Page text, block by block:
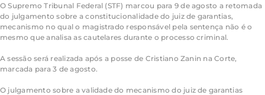
O Supremo Tribunal Federal (STF) marcou para 9 de agosto a retomada
do julgamento sobre a constitucionalidade do juiz de garantias,
mecanismo no qual o magistrado responsável pela sentença não é o
mesmo que analisa as cautelares durante o processo criminal.
A sessão será realizada após a posse de Cristiano Zanin na Corte,
marcada para 3 de agosto.
O julgamento sobre a validade do mecanismo do juiz de garantias